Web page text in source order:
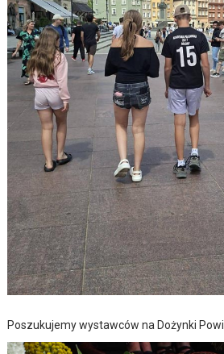
Poszukujemy wystawców na Dożynki